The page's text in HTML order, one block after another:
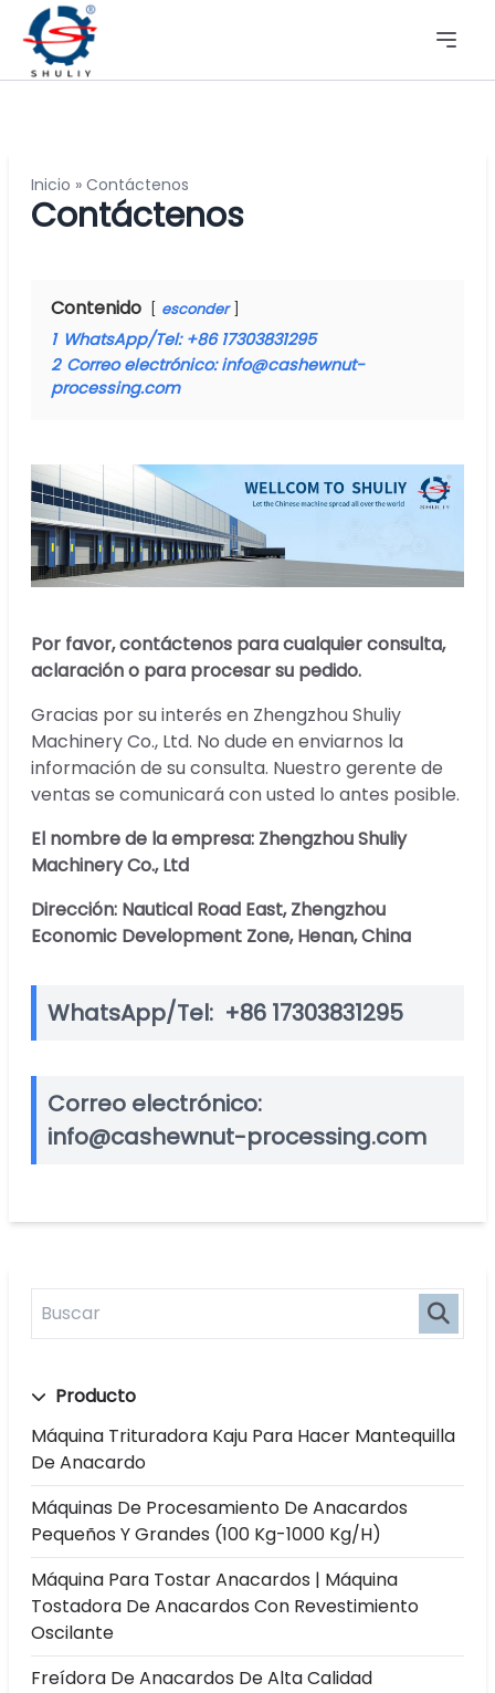
Producto
Máquina Trituradora Kaju Para Hacer Mantequilla
De Anacardo
Máquinas De Procesamiento De Anacardos
Pequeños Y Grandes (100 Kg-1000 Kg/h)
Máquina Para Tostar Anacardos | Máquina
Tostadora De Anacardos Con Revestimiento
Oscilante
Freídora De Anacardos De Alta Calidad
Inicio » Contáctenos
Contáctenos
Contenido esconder
1 WhatsApp/Tel: +86 17303831295
2 Correo electrónico: info@cashewnut-
processing.com
Por favor, contáctenos para cualquier consulta,
aclaración o para procesar su pedido.
Gracias por su interés en Zhengzhou Shuliy
Machinery Co., Ltd. No dude en enviarnos la
información de su consulta. Nuestro gerente de
ventas se comunicará con usted lo antes posible.
El nombre de la empresa: Zhengzhou Shuliy
Machinery Co., Ltd
Dirección: Nautical Road East, Zhengzhou
Economic Development Zone, Henan, China
WhatsApp/Tel: +86 17303831295
Correo electrónico:
info@cashewnut-processing.com